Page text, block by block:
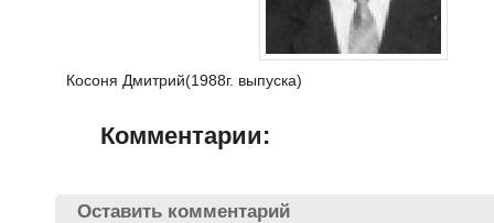
Косоня Дмитрий(1988г. выпуска)
Комментарии:
Оставить комментарий